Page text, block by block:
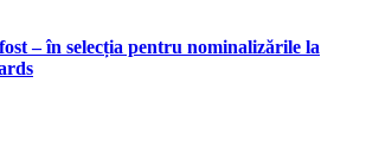
– în selecția pentru nominalizările la